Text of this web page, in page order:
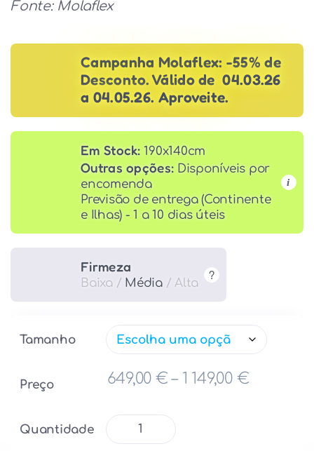
Fonte: Molaflex
Campanha Molaflex: -55% de
Desconto. Válido de 04.03.26
a 04.05.26. Aproveite.
Em Stock: 190x140cm
i
Outras opções: Disponíveis por
encomenda
Previsão de entrega (Continente
e Ilhas) - 1 a 10 dias úteis
Firmeza
?
Baixa / Média/ Alta
Tamanho
Preço 649,00 € – 1 149,00 €Price
Quantidade
Quantidade